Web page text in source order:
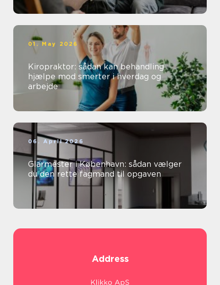
01. May 2026
Kiropraktor: sådan kan behandling
hjælpe mod smerter i hverdag og
arbejde
06. April 2026
Glarmester i København: sådan vælger
du den rette fagmand til opgaven
Address